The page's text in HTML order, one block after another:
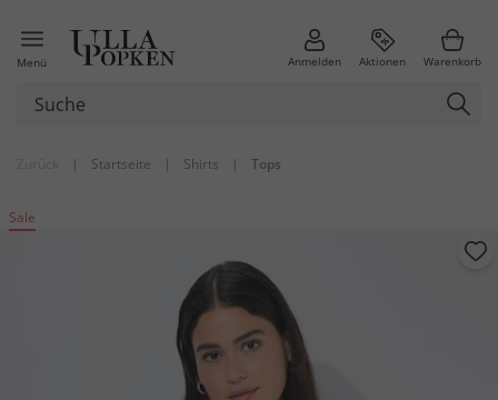
Menü Anmelden Aktionen Warenkorb
| Startseite | Shirts | Tops
Sale